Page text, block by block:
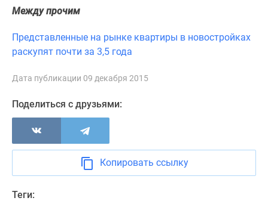
ипотека
программы
Новости
недвижимости
Мнение
эксперта
Аналитика
Покупателю
новостроек
Между прочим
Представленные на рынке квартиры в новостройках
раскупят почти за 3,5 года
Дата публикации 09 декабря 2015
Поделиться с друзьями:
Копировать ссылку
Теги: